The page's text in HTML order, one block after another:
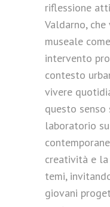
riflessione
Valdarno,
museale
intervento
contesto
vivere
questo senso
laboratorio
creatività e
temi,
giovani